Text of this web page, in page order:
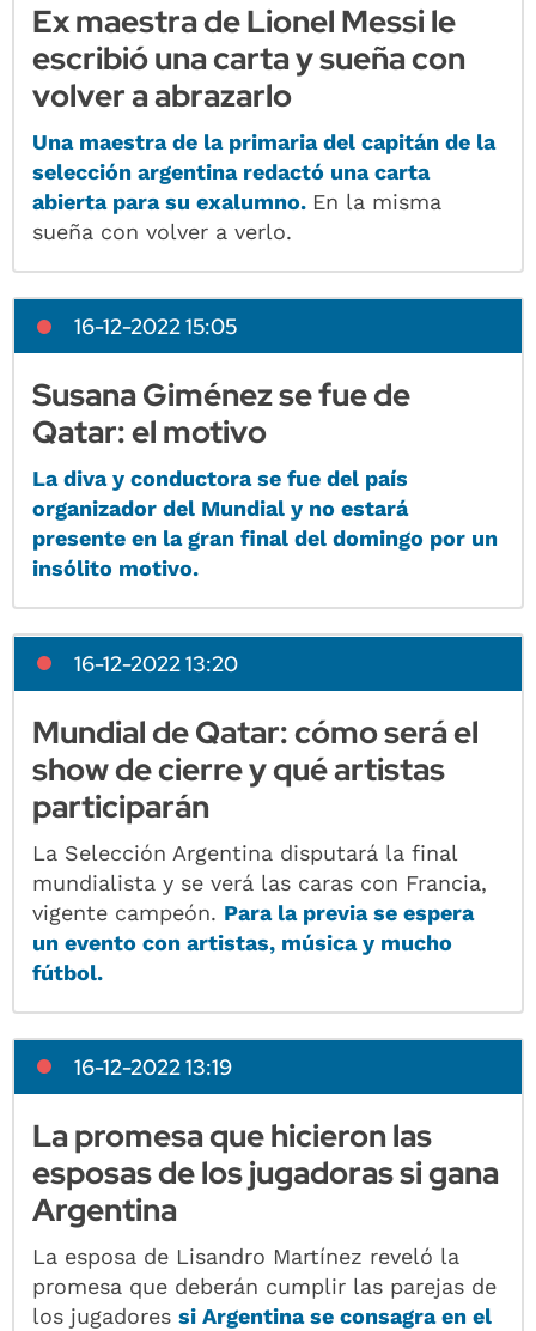
Ex maestra de Lionel Messi le
escribió una carta y sueña con
volver a abrazarlo
Una maestra de la primaria del capitán de la
selección argentina redactó una carta
abierta para su exalumno. En la misma
sueña con volver a verlo.
16-12-2022 15:05
Susana Giménez se fue de
Qatar: el motivo
La diva y conductora se fue del país
organizador del Mundial y no estará
presente en la gran final del domingo por un
insólito motivo.
16-12-2022 13:20
Mundial de Qatar: cómo será el
show de cierre y qué artistas
participarán
La Selección Argentina disputará la final
mundialista y se verá las caras con Francia,
vigente campeón. Para la previa se espera
un evento con artistas, música y mucho
fútbol.
16-12-2022 13:19
La promesa que hicieron las
esposas de los jugadoras si gana
Argentina
La esposa de Lisandro Martínez reveló la
promesa que deberán cumplir las parejas de
los jugadoressi Argentina se consagra en el